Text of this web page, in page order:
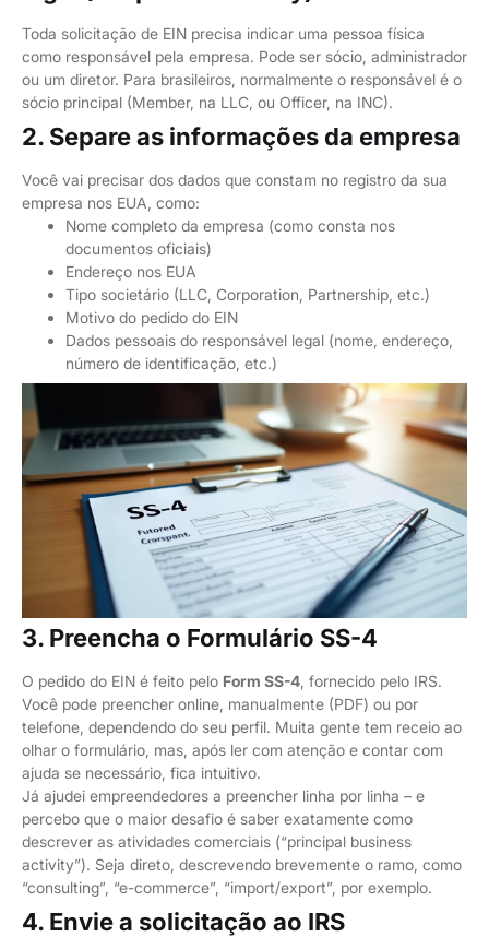
Toda solicitação de EIN precisa indicar uma pessoa física
como responsável pela empresa. Pode ser sócio, administrador
ou um diretor. Para brasileiros, normalmente o responsável é o
sócio principal (Member, na LLC, ou Officer, na INC).
2. Separe as informações da empresa
Você vai precisar dos dados que constam no registro da sua
empresa nos EUA, como:
Nome completo da empresa (como consta nos
documentos oficiais)
Endereço nos EUA
Tipo societário (LLC, Corporation, Partnership, etc.)
Motivo do pedido do EIN
Dados pessoais do responsável legal (nome, endereço,
número de identificação, etc.)
3. Preencha o Formulário SS-4
O pedido do EIN é feito pelo Form SS-4 , fornecido pelo IRS.
Você pode preencher online, manualmente (PDF) ou por
telefone, dependendo do seu perfil. Muita gente tem receio ao
olhar o formulário, mas, após ler com atenção e contar com
ajuda se necessário, fica intuitivo.
Já ajudei empreendedores a preencher linha por linha – e
percebo que o maior desafio é saber exatamente como
descrever as atividades comerciais (“principal business
activity”). Seja direto, descrevendo brevemente o ramo, como
“consulting”, “e-commerce”, “import/export”, por exemplo.
4. Envie a solicitação ao IRS